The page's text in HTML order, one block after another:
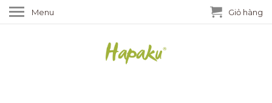
Menu Giỏ hàng